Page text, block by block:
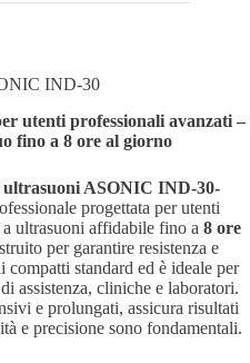
IND-30
utenti professionali avanzati –
fino a 8 ore al giorno
ASONIC IND-30-
progettata per utenti
ultrasuoni affidabile fino a 8 ore
per garantire resistenza e
standard ed è ideale per
assistenza, cliniche e laboratori.
e prolungati, assicura risultati
e precisione sono fondamentali.